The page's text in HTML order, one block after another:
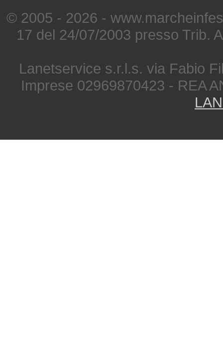
© 2005 - 2026 -
17 del 24/07/2003 presso Trib.
Lanetservice s.r.l.s. via Fabio
Imprese 02969870423 - REA